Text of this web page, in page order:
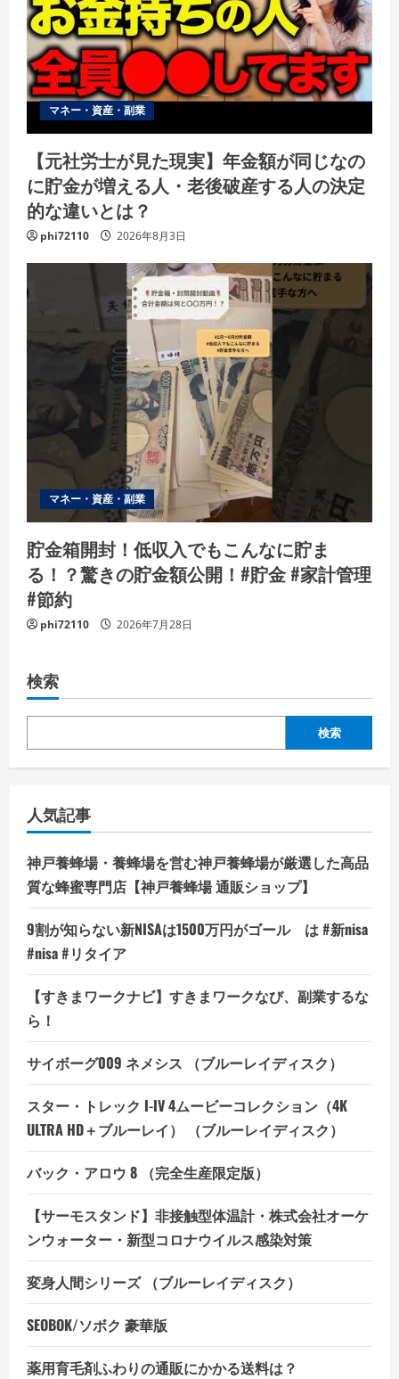
マネー・資産・副業
【元社労士が見た現実】年金額が同じなの
に貯金が増える人・老後破産する人の決定
的な違いとは？
phi72110 2026年8月3日
マネー・資産・副業
貯金箱開封！低収入でもこんなに貯ま
る！？驚きの貯金額公開！#貯金 #家計管理
#節約
phi72110 2026年7月28日
検索
検索
人気記事
神戸養蜂場・養蜂場を営む神戸養蜂場が厳選した高品
質な蜂蜜専門店【神戸養蜂場 通販ショップ】
9割が知らない新NISAは1500万円がゴール は #新nisa
#nisa #リタイア
【すきまワークナビ】すきまワークなび、副業するな
ら！
サイボーグ009 ネメシス （ブルーレイディスク）
スター・トレック I-IV 4ムービーコレクション（4K
ULTRA HD＋ブルーレイ） （ブルーレイディスク）
バック・アロウ 8 （完全生産限定版）
【サーモスタンド】非接触型体温計・株式会社オーケ
ンウォーター・新型コロナウイルス感染対策
変身人間シリーズ （ブルーレイディスク）
SEOBOK/ソボク 豪華版
薬用育毛剤ふわりの通販にかかる送料は？